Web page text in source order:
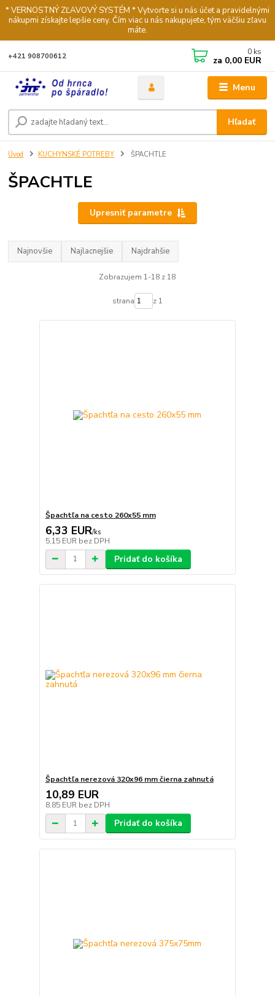
* VERNOSTNÝ ZĽAVOVÝ SYSTÉM * Vytvorte si u nás účet a pravidelnými
nákupmi získajte lepšie ceny. Čím viac u nás nakupujete, tým väčšiu zľavu
máte.
Menu
Hľadať
+421 908700612 0 ks
za 0,00 EUR
Úvod KUCHYNSKÉ POTREBY ŠPACHTLE
ŠPACHTLE
Upresniť parametre
Najnovšie Najlacnejšie Najdrahšie
Zobrazujem 1-18 z 18
strana z 1
Špachtľa na cesto 260x55 mm
6,33 EUR/ks
5,15 EUR bez DPH
Pridať do košíka
Špachtľa nerezová 320x96 mm čierna zahnutá
10,89 EUR
8,85 EUR bez DPH
Pridať do košíka